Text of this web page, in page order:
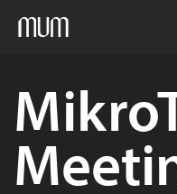
MUM
Media